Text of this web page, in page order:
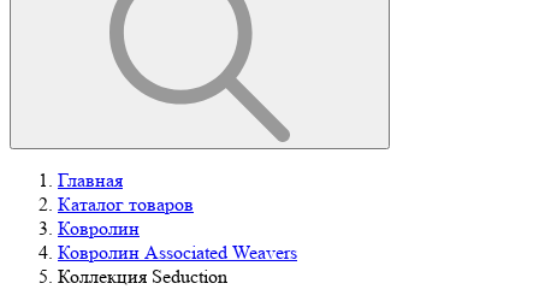
Главная
Каталог товаров
Ковролин
Ковролин Associated Weavers
Коллекция Seduction